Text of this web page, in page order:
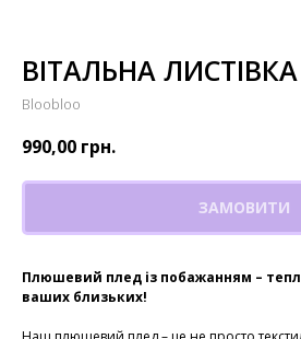
ВІТАЛЬНА ЛИСТІВКА
Bloobloo
990,00 грн.
ЗАМОВИТИ
Плюшевий плед із побажанням –
ваших близьких!